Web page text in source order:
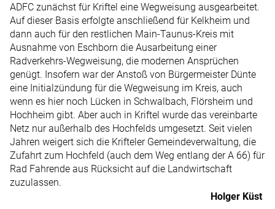
ADFC zunächst für Kriftel eine Wegweisung ausgearbeitet.
Auf dieser Basis erfolgte anschließend für Kelkheim und
dann auch für den restlichen Main-Taunus-Kreis mit
Ausnahme von Eschborn die Ausarbeitung einer
Radverkehrs-Wegweisung, die modernen Ansprüchen
genügt. Insofern war der Anstoß von Bürgermeister Dünte
eine Initialzündung für die Wegweisung im Kreis, auch
wenn es hier noch Lücken in Schwalbach, Flörsheim und
Hochheim gibt. Aber auch in Kriftel wurde das vereinbarte
Netz nur außerhalb des Hochfelds umgesetzt. Seit vielen
Jahren weigert sich die Krifteler Gemeindeverwaltung, die
Zufahrt zum Hochfeld (auch dem Weg entlang der A 66) für
Rad Fahrende aus Rücksicht auf die Landwirtschaft
zuzulassen.
Holger Küst